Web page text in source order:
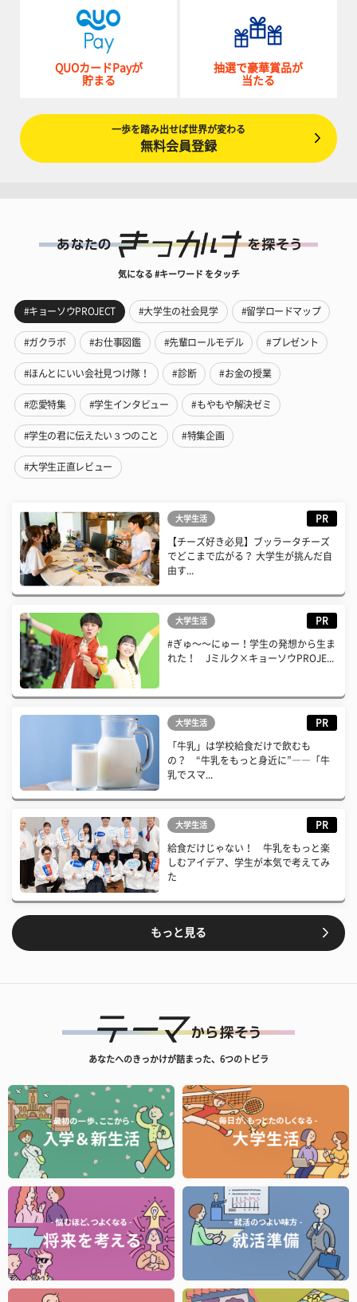
QUOカードPayが
貯まる
抽選で豪華賞品が
当たる
一歩を踏み出せば世界が変わる
無料会員登録
気になる #キーワード をタッチ
#キョーソウPROJECT #大学生の社会見学 #留学ロードマップ
#ガクラボ #お仕事図鑑 #先輩ロールモデル #プレゼント
#ほんとにいい会社見つけ隊！ #診断 #お金の授業
#恋愛特集 #学生インタビュー #もやもや解決ゼミ
#学生の君に伝えたい３つのこと #特集企画
#大学生正直レビュー
大学生活 PR
【チーズ好き必見】ブッラータチーズ
でどこまで広がる？ 大学生が挑んだ自
由す...
大学生活 PR
#ぎゅ〜〜にゅー！学生の発想から生ま
れた！ Jミルク×キョーソウPROJE...
大学生活 PR
「牛乳」は学校給食だけで飲むも
の？ “牛乳をもっと身近に”――「牛
乳でスマ...
大学生活 PR
給食だけじゃない！ 牛乳をもっと楽
しむアイデア、学生が本気で考えてみ
た
もっと見る
あなたへのきっかけが詰まった、6つのトビラ